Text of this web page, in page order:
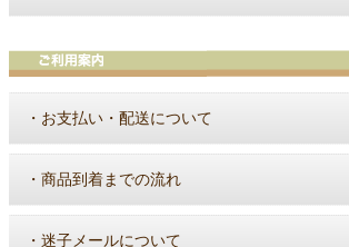
・ お支払い・配送について
・ 商品到着までの流れ
・ 迷子メールについて